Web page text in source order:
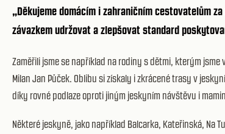
„Děkujeme domácím i zahraničním cestovatelům
závazkem udržovat a zlepšovat standard
Zaměřili jsme se například na rodiny s dětmi, kterým
Milan Jan Půček. Oblibu si získaly i zkrácené trasy v
díky rovné podlaze oproti jiným jeskyním návštěvu i
Některé jeskyně, jako například Balcarka, Kateřinská, Na